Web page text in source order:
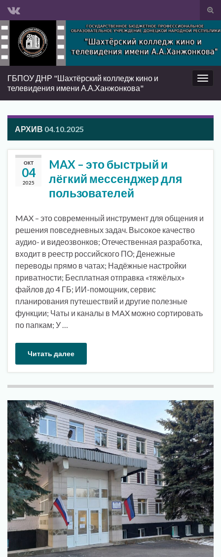
Вкл/
Search for:
Вкл/
ГБПОУ ДНР "Шахтёрский колледж кино и
телевидения имени А.А.Ханжонкова"
АРХИВ 04.10.2025
ОКТ
04
2025
MAX – это быстрый и
лёгкий мессенджер для
пользователей
MAX – это современный инструмент для общения и
решения повседневных задач. Высокое качество
аудио- и видеозвонков; Отечественная разработка,
входит в реестр российского ПО; Денежные
переводы прямо в чатах; Надёжные настройки
приватности; Бесплатная отправка «тяжёлых»
файлов до 4 ГБ; ИИ-помощник, сервис
планирования путешествий и другие полезные
функции; Чаты и каналы в MAX можно сортировать
по папкам; У …
Читать далее